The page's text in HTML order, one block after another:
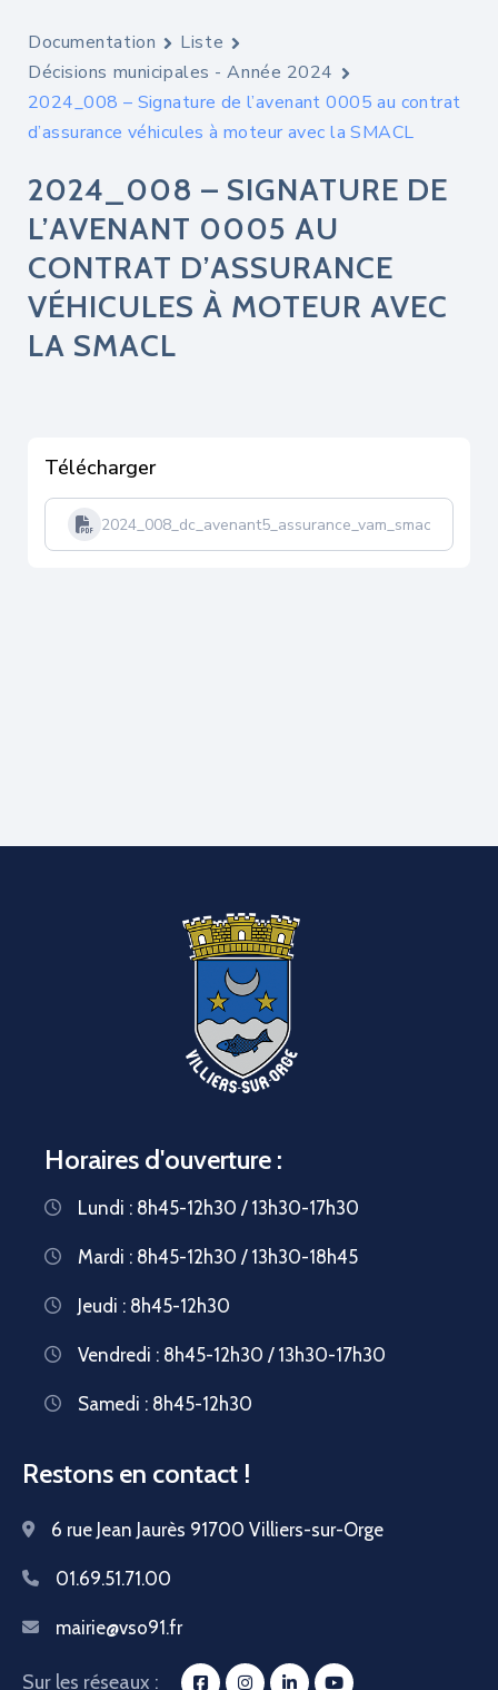
Documentation
Liste
Décisions municipales - Année 2024
2024_008 – Signature de l’avenant 0005 au contrat
d’assurance véhicules à moteur avec la SMACL
2024_008 – SIGNATURE DE
L’AVENANT 0005 AU
CONTRAT D’ASSURANCE
VÉHICULES À MOTEUR AVEC
LA SMACL
Télécharger
2024_008_dc_avenant5_assurance_vam_smacl-tampon
Horaires d'ouverture :
Lundi : 8h45-12h30 / 13h30-17h30
Mardi : 8h45-12h30 / 13h30-18h45
Jeudi : 8h45-12h30
Vendredi : 8h45-12h30 / 13h30-17h30
Samedi : 8h45-12h30
Restons en contact !
6 rue Jean Jaurès 91700 Villiers-sur-Orge
01.69.51.71.00
mairie@vso91.fr
Sur les réseaux :